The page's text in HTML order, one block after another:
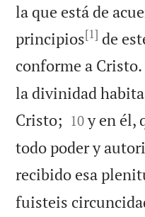
la que está de
principios[1] de
conforme a Cristo.
la divinidad
Cristo; 

10 y en él,
todo poder y
recibido esa
fuisteis